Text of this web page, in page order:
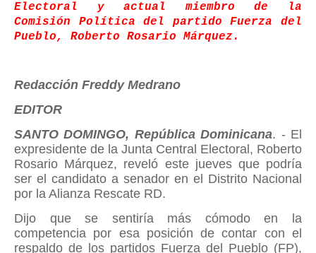
Electoral y actual miembro de la
Comisión Política del partido Fuerza del
Pueblo, Roberto Rosario Márquez.
Redacción Freddy Medrano
EDITOR
SANTO DOMINGO, República Dominicana. - El
expresidente de la Junta Central Electoral, Roberto
Rosario Márquez, reveló este jueves que podría
ser el candidato a senador en el Distrito Nacional
por la Alianza Rescate RD.
Dijo que se sentiría más cómodo en la
competencia por esa posición de contar con el
respaldo de los partidos Fuerza del Pueblo (FP),